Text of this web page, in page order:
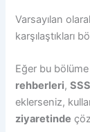
Varsayılan
karşılaştıkları
Eğer bu
rehberleri,SSS
eklerseniz,
ziyaretinde